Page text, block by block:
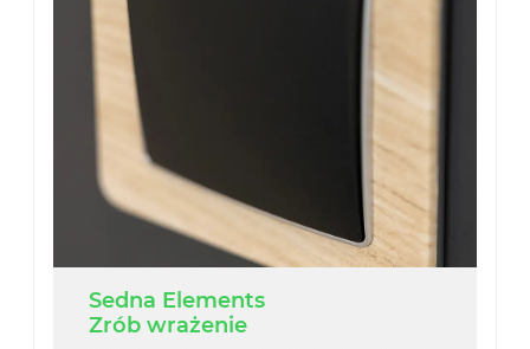
Sedna Elements
Zrób wrażenie